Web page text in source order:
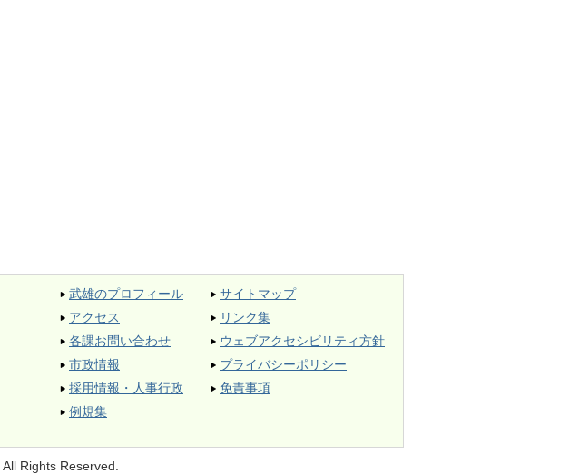
武雄のプロフィール
アクセス
各課お問い合わせ
市政情報
採用情報・人事行政
例規集
サイトマップ
リンク集
ウェブアクセシビリティ方針
プライバシーポリシー
免責事項
All Rights Reserved.